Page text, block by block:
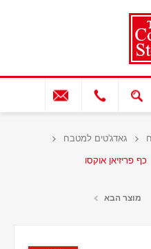
גאדג'טים למטבח
כף פריזיאן אוקסו
מוצר הבא